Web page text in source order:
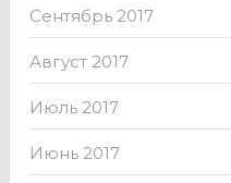
Сентябрь 2017
Август 2017
Июль 2017
Июнь 2017